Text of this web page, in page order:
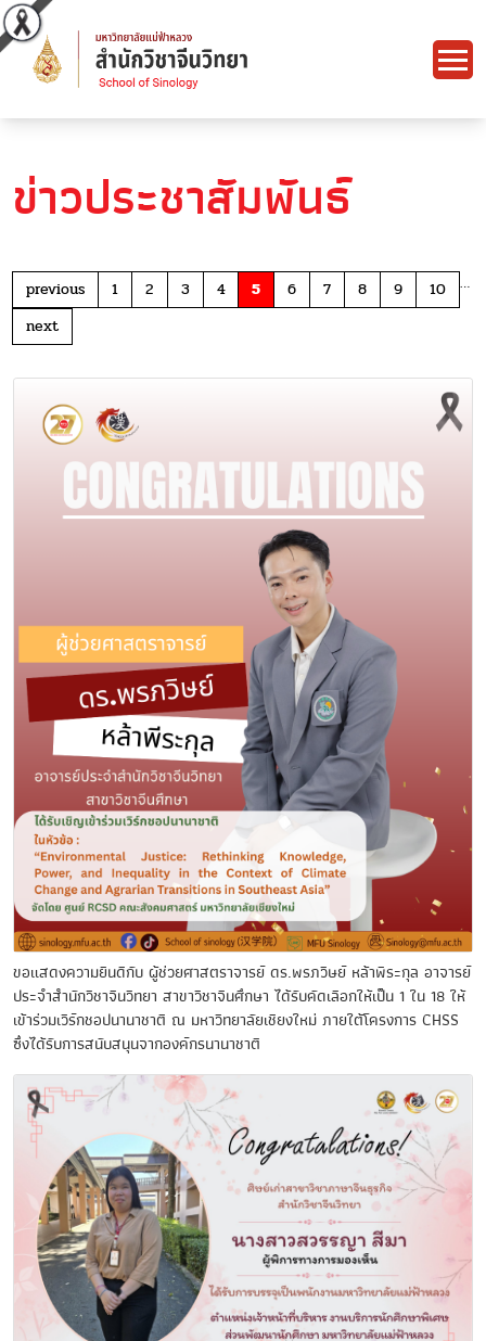
ข่าวประชาสัมพันธ์
previous 1 2 3 4 5 6 7 8 9 10
…
next
ขอแสดงความยินดีกับ ผู้ช่วยศาสตราจารย์ ดร.พรภวิษย์ หล้าพีระกุล อาจารย์
ประจำสำนักวิชาจีนวิทยา สาขาวิชาจีนศึกษา ได้รับคัดเลือกให้เป็น 1 ใน 18 ให้
เข้าร่วมเวิร์กชอปนานาชาติ ณ มหาวิทยาลัยเชียงใหม่ ภายใต้โครงการ CHSS
ซึ่งได้รับการสนับสนุนจากองค์กรนานาชาติ